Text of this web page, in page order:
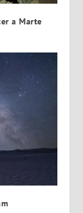
a Marte